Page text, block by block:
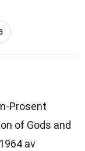
Prosent
of Gods and
av